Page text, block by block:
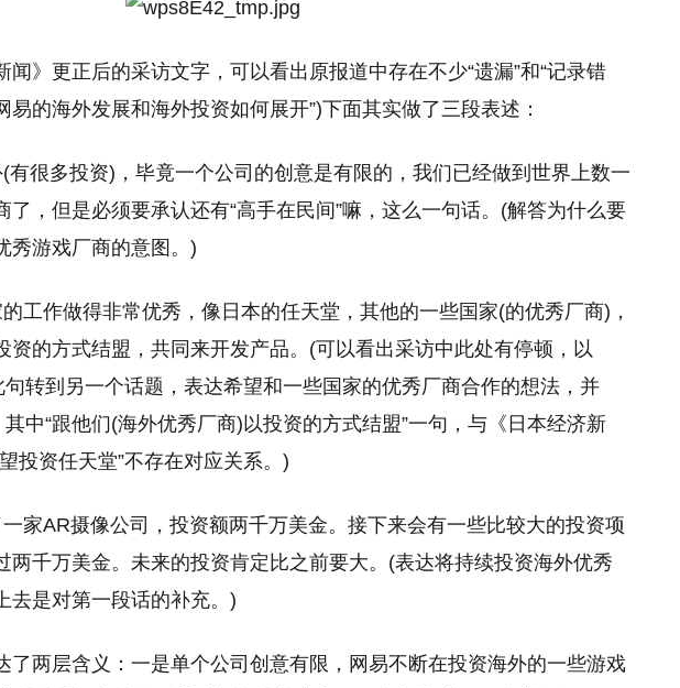
闻》更正后的采访文字，可以看出原报道中存在不少“遗漏”和“记录错
易的海外发展和海外投资如何展开”)下面其实做了三段表述：
有很多投资)，毕竟一个公司的创意是有限的，我们已经做到世界上数一
了，但是必须要承认还有“高手在民间”嘛，这么一句话。(解答为什么要
秀游戏厂商的意图。)
工作做得非常优秀，像日本的任天堂，其他的一些国家(的优秀厂商)，
资的方式结盟，共同来开发产品。(可以看出采访中此处有停顿，以
句转到另一个话题，表达希望和一些国家的优秀厂商合作的想法，并
其中“跟他们(海外优秀厂商)以投资的方式结盟”一句，与《日本经济新
投资任天堂”不存在对应关系。)
家AR摄像公司，投资额两千万美金。接下来会有一些比较大的投资项
两千万美金。未来的投资肯定比之前要大。(表达将持续投资海外优秀
去是对第一段话的补充。)
了两层含义：一是单个公司创意有限，网易不断在投资海外的一些游戏